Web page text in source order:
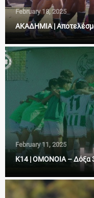
February 18, 2025
AKAΔΗΜΙΑ |
February 11, 2025
Κ14 | ΟΜΟΝΟΙΑ – Δόξα